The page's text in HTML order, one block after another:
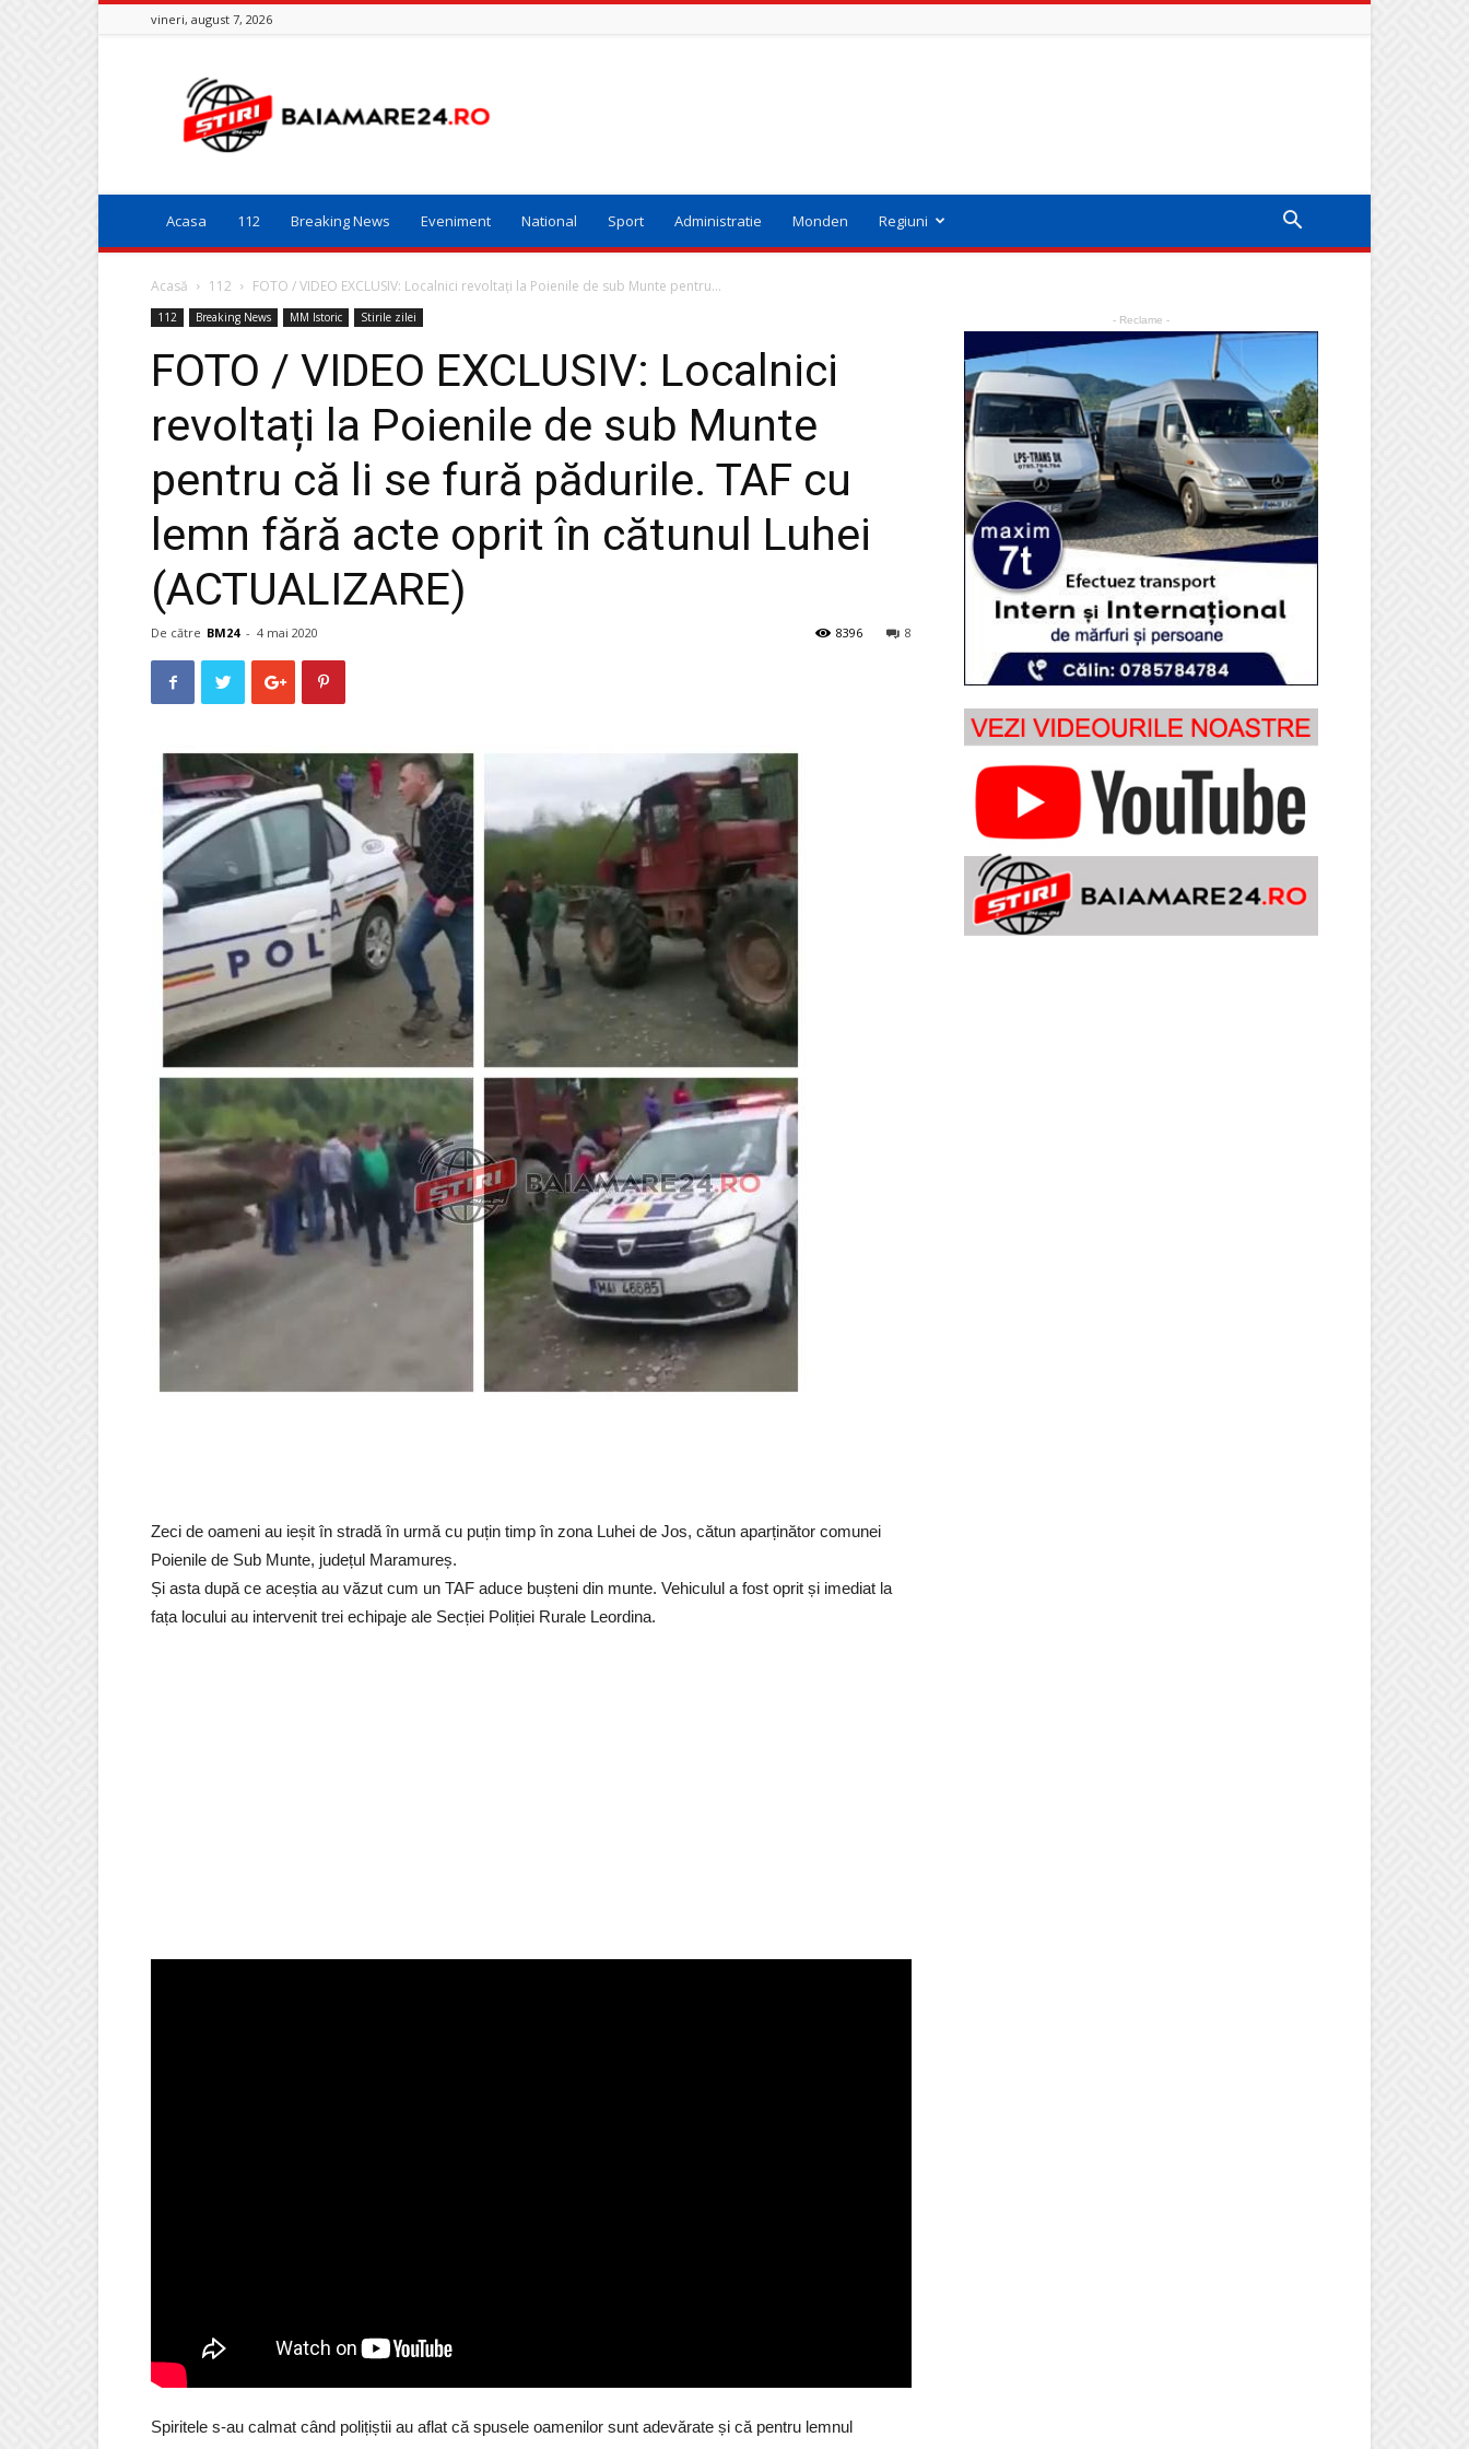
vineri, august 7, 2026
Baia
Mare
24
Acasa 112 Breaking News Eveniment National Sport Administratie Monden Regiuni
Acasă 112 FOTO / VIDEO EXCLUSIV: Localnici revoltați la Poienile de sub Munte pentru...
112 Breaking News MM Istoric Stirile zilei
FOTO / VIDEO EXCLUSIV: Localnici
revoltați la Poienile de sub Munte
pentru că li se fură pădurile. TAF cu
lemn fără acte oprit în cătunul Luhei
(ACTUALIZARE)
De către BM24 - 4 mai 2020 8
8396
Zeci de oameni au ieșit în stradă în urmă cu puțin timp în zona Luhei de Jos, cătun aparținător comunei
Poienile de Sub Munte, județul Maramureș.
Și asta după ce aceștia au văzut cum un TAF aduce bușteni din munte. Vehiculul a fost oprit și imediat la
fața locului au intervenit trei echipaje ale Secției Poliției Rurale Leordina.
Spiritele s-au calmat când polițiștii au aflat că spusele oamenilor sunt adevărate și că pentru lemnul
- Reclame -